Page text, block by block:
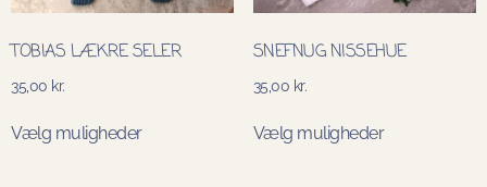
TOBIAS LÆKRE SELER
35,00 kr.
Vælg muligheder
SNEFNUG NISSEHUE
35,00 kr.
Vælg muligheder